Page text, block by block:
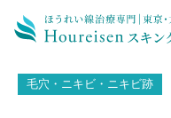
ポテンツァなど美肌レーザー
毛穴・ニキビ・ニキビ跡